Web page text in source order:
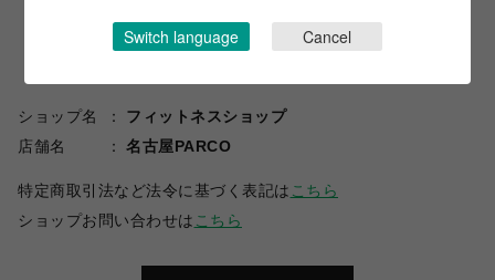
ショップ名
フィットネスショップ
店舗名
名古屋PARCO
特定商取引法など法令に基づく表記は こちら
ショップお問い合わせは こちら
Switch language Cancel